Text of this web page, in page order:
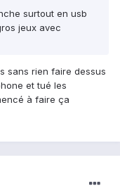
surtout en usb
jeux avec
sans rien faire dessus
et tué les
à faire ça